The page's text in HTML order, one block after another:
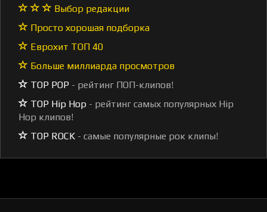
Выбор редакции
Просто хорошая подборка
Еврохит ТОП 40
Больше миллиарда просмотров
TOP POP - рейтинг ПОП-клипов!
TOP Hip Hop - рейтинг самых популярных Hip
Hop клипов!
TOP ROCK - самые популярные рок клипы!